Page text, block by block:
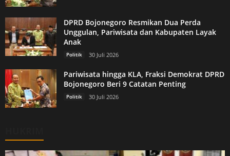
DPRD Bojonegoro Resmikan Dua Perda
Unggulan, Pariwisata dan Kabupaten Layak
Anak
Politik 30 Juli 2026
Pariwisata hingga KLA, Fraksi Demokrat DPRD
Bojonegoro Beri 9 Catatan Penting
Politik 30 Juli 2026